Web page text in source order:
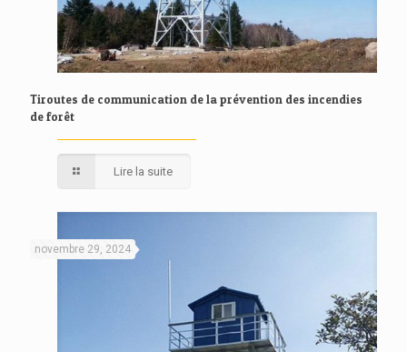
Tiroutes de communication de la prévention des incendies
de forêt
Lire la suite
novembre 29, 2024